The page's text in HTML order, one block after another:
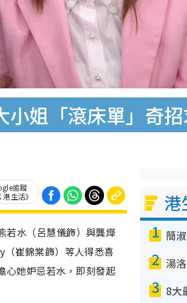
姐「滾床單」奇
追蹤
港生活》
若水（呂慧儀飾）與龔燁
（崔錦棠飾）等人得悉喜
心她妒忌若水，即刻發起
港
1
2
3